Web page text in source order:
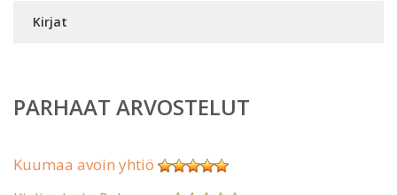
Kirjat
PARHAAT ARVOSTELUT
Kuumaa avoin yhtiö